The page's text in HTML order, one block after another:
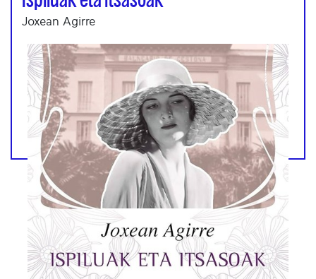
Joxean Agirre